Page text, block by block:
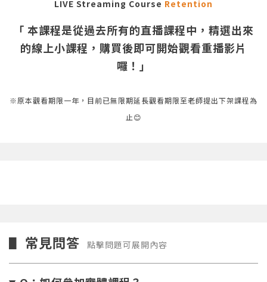
LIVE Streaming Course Retention
「 本課程是從過去所有的直播課程中，精選出來
的線上小課程，購買後即可開始觀看重播影片
囉！」
※原本觀看期限一年，目前已無限期延長觀看期限至老師提出下架課程為
止😊
▋ 常見問答 點擊問題可展開內容